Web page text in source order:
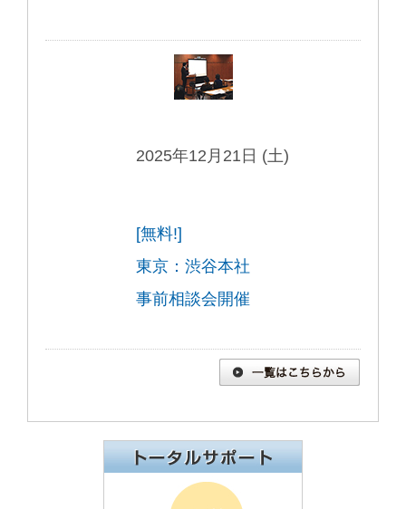
2025年12月21日 (土)
[無料!]
東京：渋谷本社
事前相談会開催